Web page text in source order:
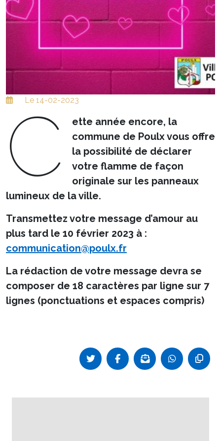
Le 14-02-2023
C
ette année encore, la
commune de Poulx vous offre
la possibilité de déclarer
votre flamme de façon
originale sur les panneaux
lumineux de la ville.
Transmettez votre message d’amour au
plus tard le 10 février 2023 à :
communication@poulx.fr
La rédaction de votre message devra se
composer de 18 caractères par ligne sur 7
lignes (ponctuations et espaces compris)